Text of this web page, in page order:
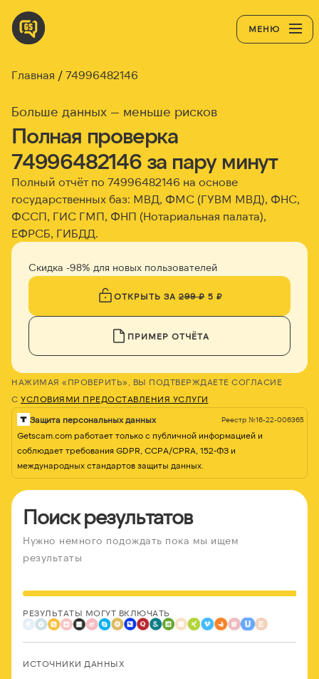
МЕНЮ
Главная 74996482146
Больше данных — меньше рисков
Полная проверка
74996482146 за пару минут
Полный отчёт по 74996482146 на основе
государственных баз: МВД, ФМС (ГУВМ МВД), ФНС,
ФССП, ГИС ГМП, ФНП (Нотариальная палата),
ЕФРСБ, ГИБДД.
Скидка -98% для новых пользователей
ОТКРЫТЬ ЗА299 ₽5 ₽
ПРИМЕР ОТЧЁТА
НАЖИМАЯ «ПРОВЕРИТЬ», ВЫ ПОДТВЕРЖДАЕТЕ СОГЛАСИЕ
С УСЛОВИЯМИ ПРЕДОСТАВЛЕНИЯ УСЛУГИ
Защита персональных данных Реестр №16-22-006365
Getscam.com работает только с публичной информацией и
соблюдает требования GDPR, CCPA/CPRA, 152-ФЗ и
международных стандартов защиты данных.
Поиск результатов
Нужно немного подождать пока мы ищем
результаты
РЕЗУЛЬТАТЫ МОГУТ ВКЛЮЧАТЬ
ИСТОЧНИКИ ДАННЫХ